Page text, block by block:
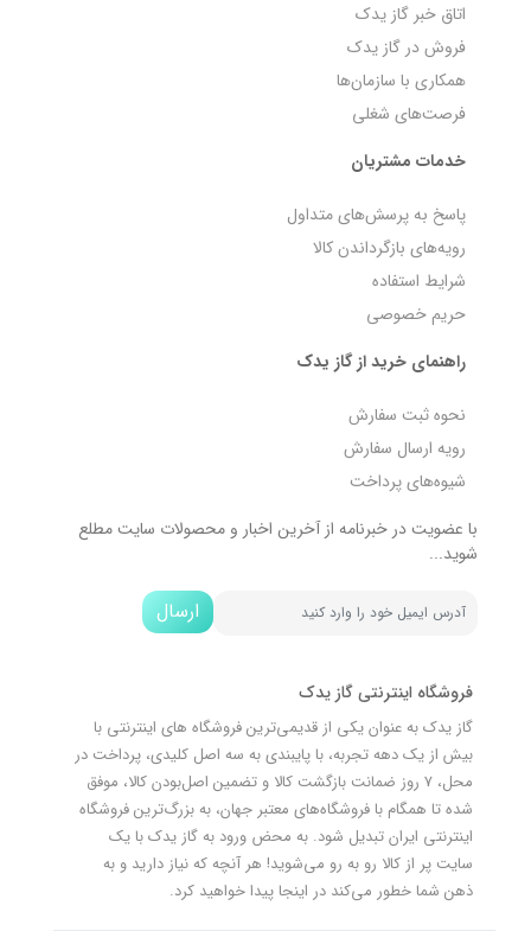
اتاق خبر گاز یدک
فروش در گاز یدک
همکاری با سازمان‌ها
فرصت‌های شغلی
خدمات مشتریان
پاسخ به پرسش‌های متداول
رویه‌های بازگرداندن کالا
شرایط استفاده
حریم خصوصی
راهنمای خرید از گاز یدک
نحوه ثبت سفارش
رویه ارسال سفارش
شیوه‌های پرداخت
با عضویت در خبرنامه از آخرین اخبار و محصولات سایت مطلع
شوید...
ارسال
فروشگاه اینترنتی گاز یدک
گاز یدک به عنوان یکی از قدیمی‌ترین فروشگاه های اینترنتی با
بیش از یک دهه تجربه، با پایبندی به سه اصل کلیدی، پرداخت در
محل، 7 روز ضمانت بازگشت کالا و تضمین اصل‌بودن کالا، موفق
شده تا همگام با فروشگاه‌های معتبر جهان، به بزرگ‌ترین فروشگاه
اینترنتی ایران تبدیل شود. به محض ورود به گاز یدک با یک
سایت پر از کالا رو به رو می‌شوید! هر آنچه که نیاز دارید و به
ذهن شما خطور می‌کند در اینجا پیدا خواهید کرد.